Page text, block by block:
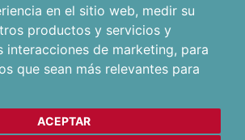
en el sitio web, medir su
productos y servicios y
interacciones de marketing, para
que sean más relevantes para
ACEPTAR